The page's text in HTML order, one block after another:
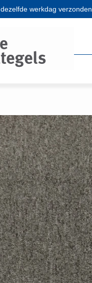
, dezelfde werkdag verzonden